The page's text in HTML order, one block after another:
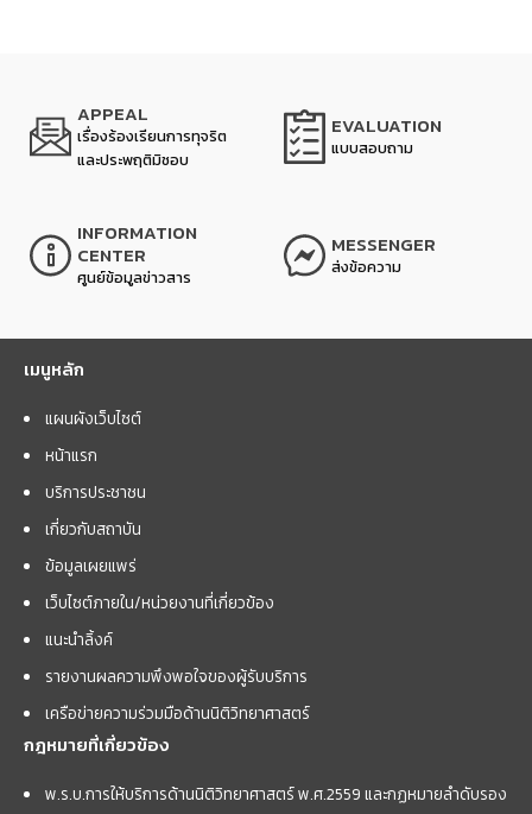
APPEAL
เรื่องร้องเรียนการทุจริต
และประพฤติมิชอบ
EVALUATION
แบบสอบถาม
INFORMATION
CENTER
ศูนย์ข้อมูลข่าวสาร
MESSENGER
ส่งข้อความ
เมนูหลัก
แผนผังเว็บไซต์
หน้าแรก
บริการประชาชน
เกี่ยวกับสถาบัน
ข้อมูลเผยแพร่
เว็บไซต์ภายใน/หน่วยงานที่เกี่ยวข้อง
แนะนำลิ้งค์
รายงานผลความพึงพอใจของผู้รับบริการ
เครือข่ายความร่วมมือด้านนิติวิทยาศาสตร์
กฎหมายที่เกี่ยวข้อง
พ.ร.บ.การให้บริการด้านนิติวิทยาศาสตร์ พ.ศ.2559 และกฏหมายลำดับรอง